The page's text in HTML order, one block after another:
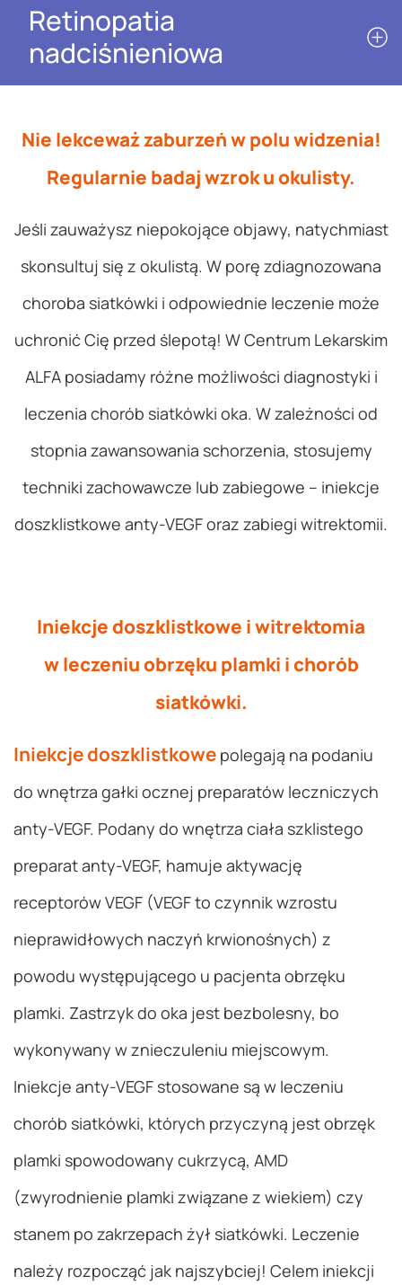
Retinopatia
nadciśnieniowa
Nie lekceważ zaburzeń w polu widzenia!
Regularnie badaj wzrok u okulisty.
Jeśli zauważysz niepokojące objawy, natychmiast
skonsultuj się z okulistą. W porę zdiagnozowana
choroba siatkówki i odpowiednie leczenie może
uchronić Cię przed ślepotą! W Centrum Lekarskim
ALFA posiadamy różne możliwości diagnostyki i
leczenia chorób siatkówki oka. W zależności od
stopnia zawansowania schorzenia, stosujemy
techniki zachowawcze lub zabiegowe – iniekcje
doszklistkowe anty-VEGF oraz zabiegi witrektomii.
Iniekcje doszklistkowe i witrektomia
w leczeniu obrzęku plamki i chorób
siatkówki.
Iniekcje doszklistkowe polegają na podaniu
do wnętrza gałki ocznej preparatów leczniczych
anty-VEGF. Podany do wnętrza ciała szklistego
preparat anty-VEGF, hamuje aktywację
receptorów VEGF (VEGF to czynnik wzrostu
nieprawidłowych naczyń krwionośnych) z
powodu występującego u pacjenta obrzęku
plamki. Zastrzyk do oka jest bezbolesny, bo
wykonywany w znieczuleniu miejscowym.
Iniekcje anty-VEGF stosowane są w leczeniu
chorób siatkówki, których przyczyną jest obrzęk
plamki spowodowany cukrzycą, AMD
(zwyrodnienie plamki związane z wiekiem) czy
stanem po zakrzepach żył siatkówki. Leczenie
należy rozpocząć jak najszybciej! Celem iniekcji